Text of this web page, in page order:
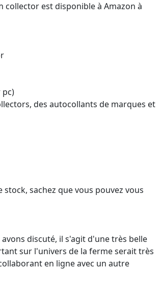
est disponible à Amazon à
pc)
des autocollants de marques et
sachez que vous pouvez vous
discuté, il s'agit d'une très belle
sur l'univers de la ferme serait très
en ligne avec un autre